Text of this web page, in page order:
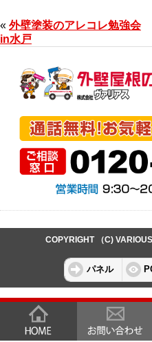
« 外壁塗装のアレコレ勉強会
in水戸
COPYRIGHT （C)
パネル